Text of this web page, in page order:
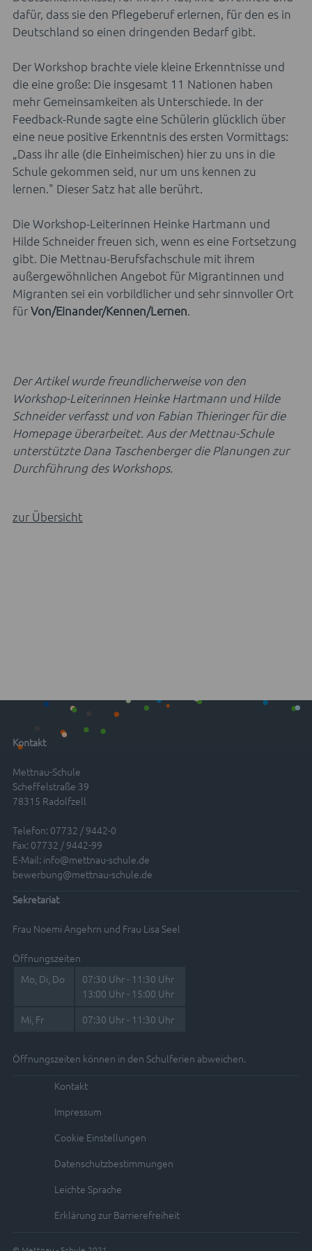
dafür, dass sie den Pflegeberuf erlernen, für den es in
Deutschland so einen dringenden Bedarf gibt.
Der Workshop brachte viele kleine Erkenntnisse und
die eine große: Die insgesamt 11 Nationen haben
mehr Gemeinsamkeiten als Unterschiede. In der
Feedback-Runde sagte eine Schülerin glücklich über
eine neue positive Erkenntnis des ersten Vormittags:
„Dass ihr alle (die Einheimischen) hier zu uns in die
Schule gekommen seid, nur um uns kennen zu
lernen." Dieser Satz hat alle berührt.
Die Workshop-Leiterinnen Heinke Hartmann und
Hilde Schneider freuen sich, wenn es eine Fortsetzung
gibt. Die Mettnau-Berufsfachschule mit ihrem
außergewöhnlichen Angebot für Migrantinnen und
Migranten sei ein vorbildlicher und sehr sinnvoller Ort
fürVon/Einander/Kennen/Lernen.
Der Artikel wurde freundlicherweise von den
Workshop-Leiterinnen Heinke Hartmann und Hilde
Schneider verfasst und von Fabian Thieringer für die
Homepage überarbeitet. Aus der Mettnau-Schule
unterstützte Dana Taschenberger die Planungen zur
Durchführung des Workshops.
zur Übersicht
Kontakt
Mettnau-Schule
Scheffelstraße 39
78315 Radolfzell
Telefon: 07732 / 9442-0
Fax: 07732 / 9442-99
E-Mail: info@mettnau-schule.de
bewerbung@mettnau-schule.de
Sekretariat
Frau Noemi Angehrn und Frau Lisa Seel
Öffnungszeiten
Mo, Di, Do
07:30 Uhr - 11:30 Uhr
13:00 Uhr - 15:00 Uhr
Mi, Fr
07:30 Uhr - 11:30 Uhr
Öffnungszeiten können in den Schulferien abweichen.
Kontakt
Impressum
Cookie Einstellungen
Datenschutzbestimmungen
Leichte Sprache
Erklärung zur Barrierefreiheit